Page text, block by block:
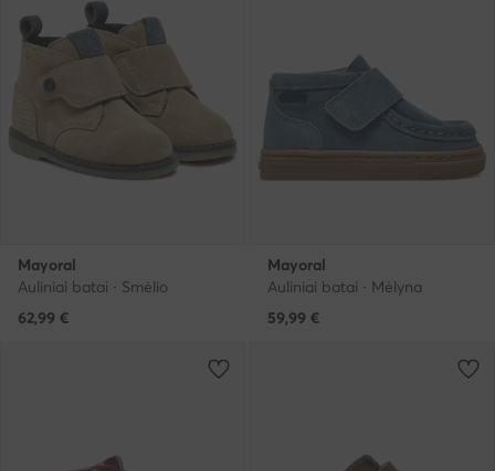
Mayoral
Auliniai batai · Smėlio
62,99 €
Mayoral
Auliniai batai · Mėlyna
59,99 €